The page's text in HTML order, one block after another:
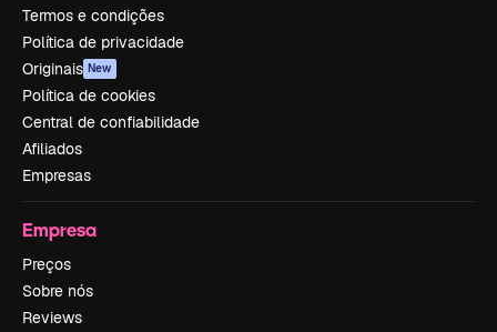
Termos e condições
Política de privacidade
Originais New
Política de cookies
Central de confiabilidade
Afiliados
Empresas
Empresa
Preços
Sobre nós
Reviews